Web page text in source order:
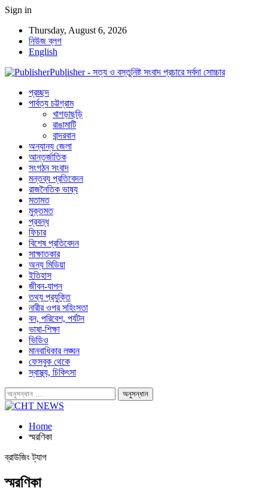
Sign in
Thursday, August 6, 2026
নিউজ ব্লগ
English
Publisher - সত্য ও বস্তুনিষ্ট সংবাদ প্রচারে সর্বদা সোচ্চার
প্রচ্ছদ
পার্বত্য চট্টগ্রাম
খাগড়াছড়ি
রাঙামাটি
বান্দরবান
অন্যান্য জেলা
আন্তর্জাতিক
সংগঠন সংবাদ
মন্তব্য প্রতিবেদন
রাজনৈতিক ভাষ্য
মতামত
মুক্তমত
প্রবন্ধ
ফিচার
বিশেষ প্রতিবেদন
সাক্ষাতকার
অন্য মিডিয়া
ইতিহাস
জীবন-যাপন
তথ্য প্রযুক্তি
নারীর ওপর সহিংসতা
বন, পরিবেশ, পর্যটন
ভাষা-শিক্ষা
ভিডিও
মানবাধিকার লঙ্ঘন
ফেসবুক থেকে
স্বাস্থ্য, চিকিৎসা
Home
স্মরণিকা
ব্রাউজিং ট্যাগ
স্মরণিকা